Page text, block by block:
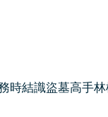
時結識盜墓高手